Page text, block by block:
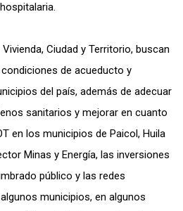
Ciudad y Territorio, buscan
de acueducto y
del país, además de adecuar
sanitarios y mejorar en cuanto
en los municipios de Paicol, Huila
Minas y Energía, las inversiones
público y las redes
municipios, en algunos